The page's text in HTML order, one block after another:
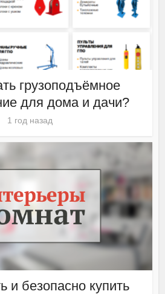
грузоподъёмное
для дома и дачи?
1 год назад
и безопасно купить